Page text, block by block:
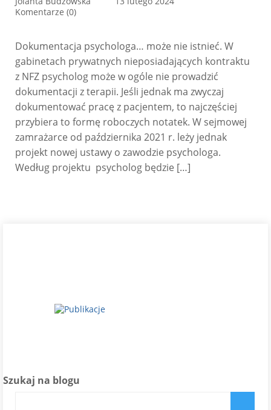
Komentarze (0)
Dokumentacja psychologa… może nie istnieć. W
gabinetach prywatnych nieposiadających kontraktu
z NFZ psycholog może w ogóle nie prowadzić
dokumentacji z terapii. Jeśli jednak ma zwyczaj
dokumentować pracę z pacjentem, to najczęściej
przybiera to formę roboczych notatek. W sejmowej
zamrażarce od października 2021 r. leży jednak
projekt nowej ustawy o zawodzie psychologa.
Według projektu psycholog będzie […]
Szukaj na blogu